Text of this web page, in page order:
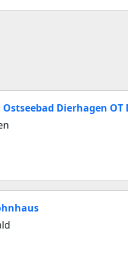
Dierhagen OT